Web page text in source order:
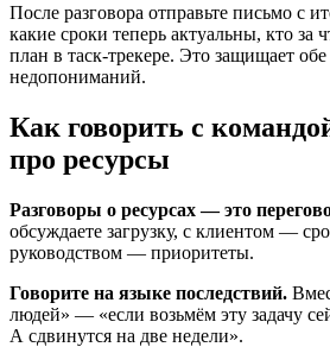
После разговора отправьте письмо с
какие сроки теперь актуальны, кто за
план в таск-трекере. Это защищает
недопониманий.
Как говорить с
про ресурсы
Разговоры о ресурсах — это
обсуждаете загрузку, с клиентом —
руководством — приоритеты.
Говорите на языке последствий.
людей» — «если возьмём эту задачу
А сдвинутся на две недели».